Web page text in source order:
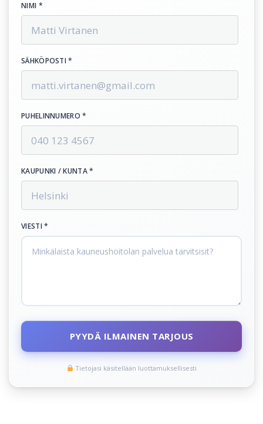
NIMI *
SÄHKÖPOSTI *
PUHELINNUMERO *
KAUPUNKI / KUNTA *
VIESTI *
PYYDÄ ILMAINEN TARJOUS
Tietojasi käsitellään luottamuksellisesti